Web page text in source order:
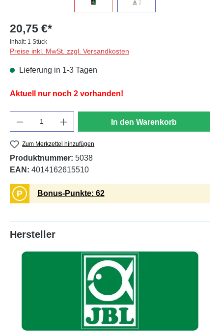
20,75 €*
Inhalt: 1 Stück
Preise inkl. MwSt. zzgl. Versandkosten
Lieferung in 1-3 Tagen
Aktuell nur noch 2 vorhanden!
In den Warenkorb
Zum Merkzettel hinzufügen
Produktnummer: 5038
EAN: 4014162615510
P Bonus-Punkte: 62
Hersteller